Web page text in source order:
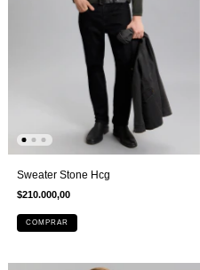
Sweater Stone Hcg
$210.000,00
COMPRAR